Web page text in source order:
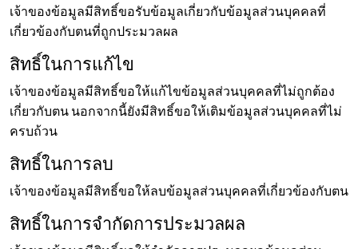
เจ้าของข้อมูลมีสิทธิ์ขอรับข้อมูลเกี่ยวกับข้อมูลส่วนบุคคลที่
เกี่ยวข้องกับตนที่ถูกประมวลผล
สิทธิ์ในการแก้ไข
เจ้าของข้อมูลมีสิทธิ์ขอให้แก้ไขข้อมูลส่วนบุคคลที่ไม่ถูกต้อง
เกี่ยวกับตน นอกจากนี้ยังมีสิทธิ์ขอให้เติมข้อมูลส่วนบุคคลที่ไม่
ครบถ้วน
สิทธิ์ในการลบ
เจ้าของข้อมูลมีสิทธิ์ขอให้ลบข้อมูลส่วนบุคคลที่เกี่ยวข้องกับตน
สิทธิ์ในการจำกัดการประมวลผล